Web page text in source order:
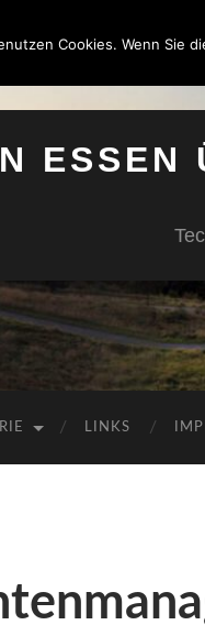
ESSEN
LINKS
Cookies. Wenn Sie